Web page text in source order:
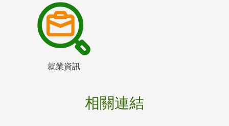
就業資訊
相關連結